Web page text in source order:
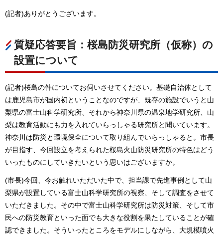
(記者)ありがとうございます。
質疑応答要旨：桜島防災研究所（仮称）の
設置について
(記者)桜島の件についてお伺いさせてください。基礎自治体として
は鹿児島市が国内初ということなのですが、既存の施設でいうと山
梨県の富士山科学研究所、それから神奈川県の温泉地学研究所、山
梨は教育活動にも力を入れていらっしゃる研究所と聞いています。
神奈川は防災と環境保全について取り組んでいらっしゃると。市長
が目指す、今回設立を考えられた桜島火山防災研究所の特色はどう
いったものにしていきたいという思いはございますか。
(市長)今回、今お触れいただいた中で、担当課で先進事例として山
梨県が設置している富士山科学研究所の視察、そして調査をさせて
いただきました。その中で富士山科学研究所は防災対策、そして市
民への防災教育といった面でも大きな役割を果たしていることが確
認できました。そういったところをモデルにしながら、大規模噴火